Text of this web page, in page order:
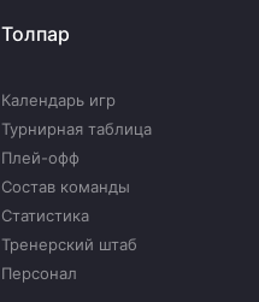
Толпар
Календарь игр
Турнирная таблица
Плей-офф
Состав команды
Статистика
Тренерский штаб
Персонал